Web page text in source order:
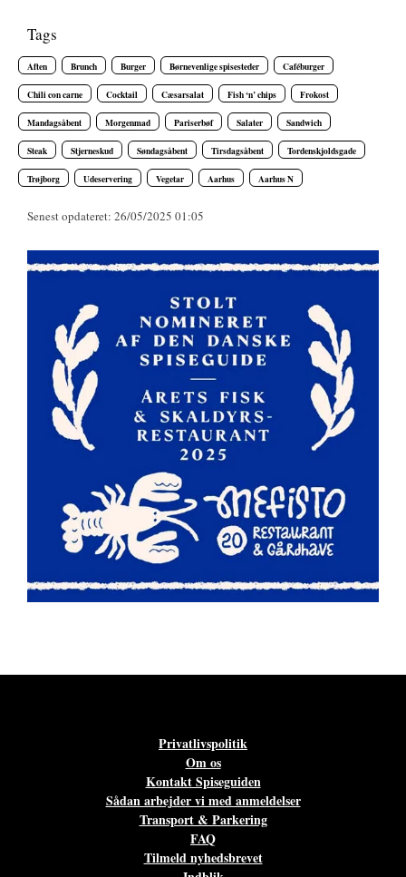
Tags
Aften Brunch Burger Børnevenlige spisesteder Caféburger
Chili con carne Cocktail Cæsarsalat Fish ‘n’ chips Frokost
Mandagsåbent Morgenmad Pariserbøf Salater Sandwich
Steak Stjerneskud Søndagsåbent Tirsdagsåbent Tordenskjoldsgade
Trøjborg Udeservering Vegetar Aarhus Aarhus N
Senest opdateret: 26/05/2025 01:05
Privatlivspolitik
Om os
Kontakt Spiseguiden
Sådan arbejder vi med anmeldelser
Transport & Parkering
FAQ
Tilmeld nyhedsbrevet